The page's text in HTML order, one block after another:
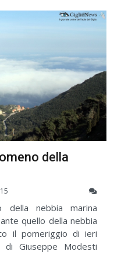
della
della nebbia marina
quello della nebbia
il pomeriggio di ieri
di Giuseppe Modesti